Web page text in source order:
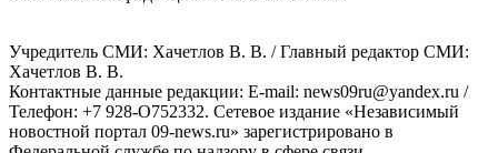
Учредитель СМИ: Хaчeтлoв B. B. / Главный редактор СМИ:
Хaчeтлoв B. B.
Контактные данные редакции: E-mail: news09ru@yandex.ru /
Телефон: +7 928-O752332. Сетевое издание «Независимый
новостной портал 09-news.ru» зарегистрировано в